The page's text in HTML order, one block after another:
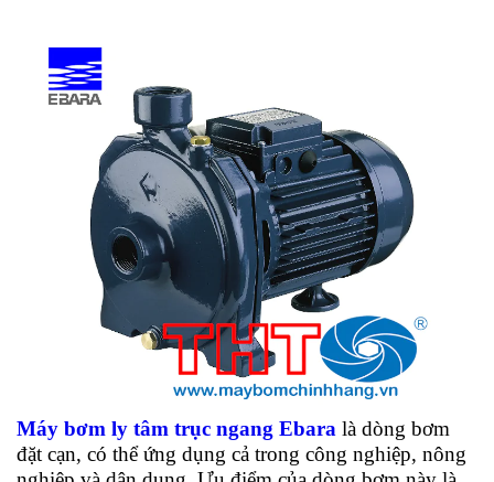
Máy bơm ly tâm trục ngang Ebara là dòng bơm
đặt cạn, có thể ứng dụng cả trong công nghiệp, nông